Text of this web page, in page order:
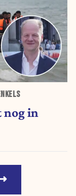
nog in